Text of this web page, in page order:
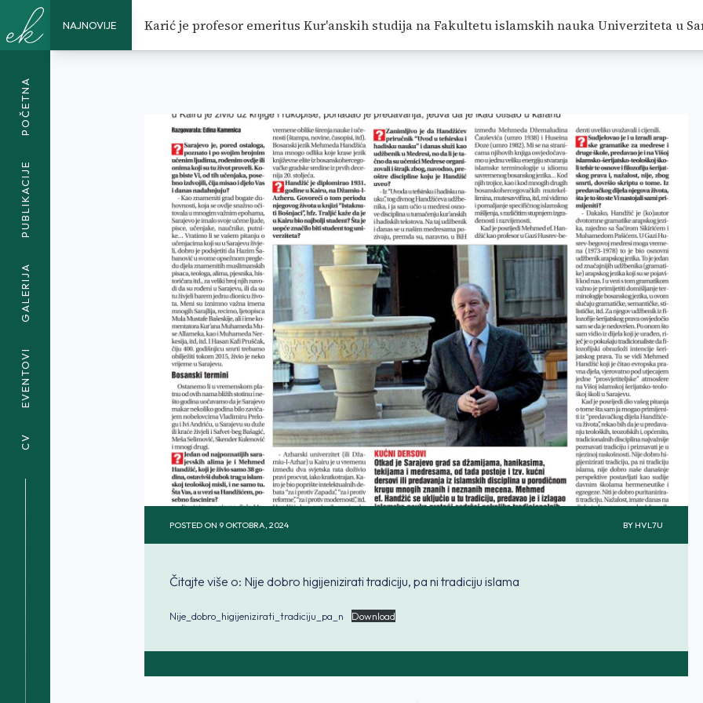
NAJNOVIJE Karić je profesor emeritus Kur'anskih studija na Fakultetu islamskih nauka Univerziteta u
POČETNA
PUBLIKACIJE
GALERIJA
EVENTOVI
CV
<SPAN
DOBRO HIGIJENIZIRATI TRADICIJU, PA NI TRADICIJU ISLAMA</SPAN>
POSTED ON 9 OKTOBRA, 2024 BY HVL7U
Čitajte više o: Nije dobro higijenizirati tradiciju, pa ni tradiciju islama
Nije_dobro_higijenizirati_tradiciju_pa_n Download